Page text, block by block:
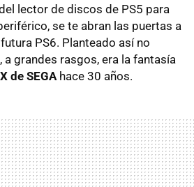
lector de discos de PS5 para
se te abran las puertas a
PS6. Planteado así no
a grandes rasgos, era la fantasía
de SEGAhace 30 años.